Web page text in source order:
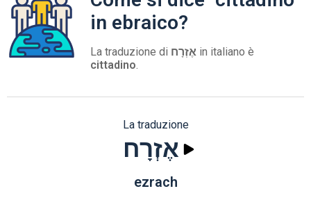
in ebraico?
La traduzione di אֶזְרָח in italiano è
cittadino.
La traduzione
אֶזְרָח
ezrach